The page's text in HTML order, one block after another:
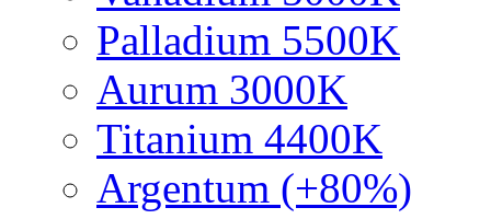
Palladium 5500K
Aurum 3000K
Titanium 4400K
Argentum (+80%)